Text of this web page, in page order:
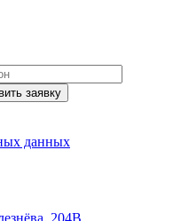
заявку
данных
204В